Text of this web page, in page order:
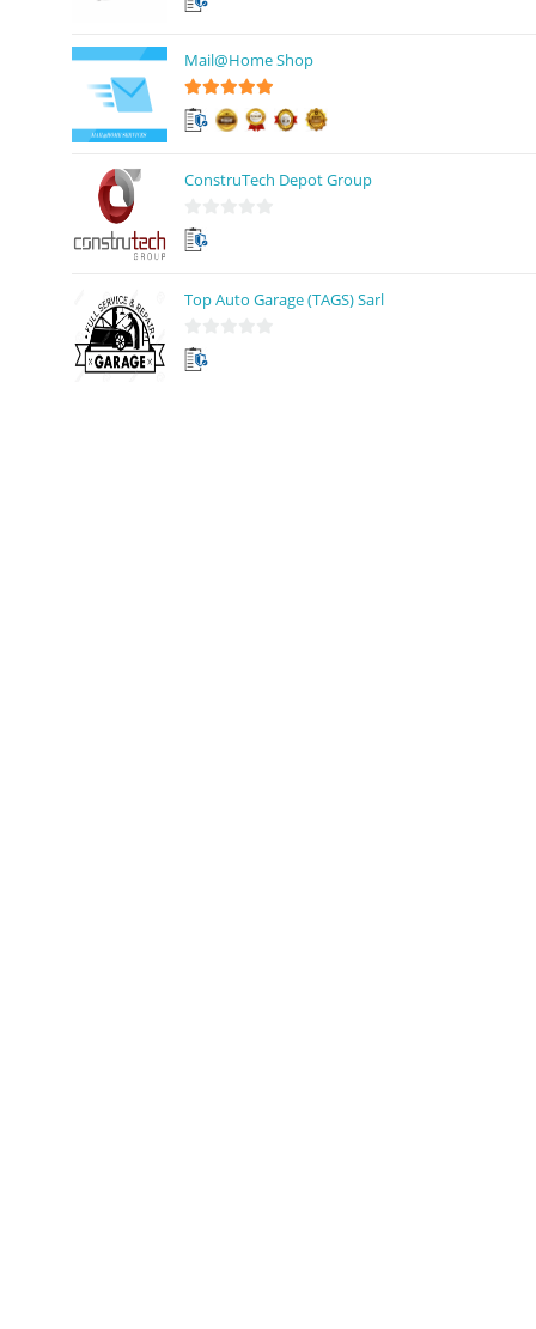
s
r
5
Mail@Home Shop
5sur 5
ConstruTech Depot Group
0
s
r
Top Auto Garage (TAGS) Sarl
0
s